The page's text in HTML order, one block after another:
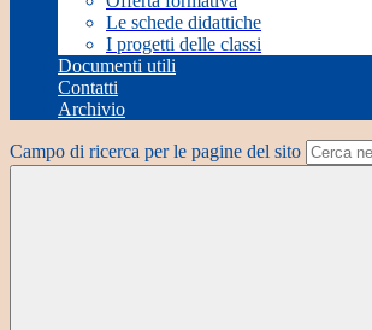
Le schede didattiche
I progetti delle classi
Documenti utili
Contatti
Archivio
Campo di ricerca per le pagine del sito